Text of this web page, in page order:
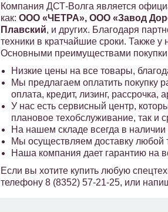
Компания ДСТ-Волга является
как: ООО «ЧЕТРА», ООО «Завод
Плавский, и других. Благодаря
техники в кратчайшие сроки. Также
Основными преимуществами
Низкие цены на все товары,
Мы предлагаем оплатить покупку
оплата, кредит, лизинг,
У нас есть сервисный центр,
плановое техобслуживание, так и
На нашем складе всегда в
Мы осуществляем доставку любой
Наша компания дает гарантию на
Если вы хотите купить любую
телефону 8 (8352) 57-21-25, или